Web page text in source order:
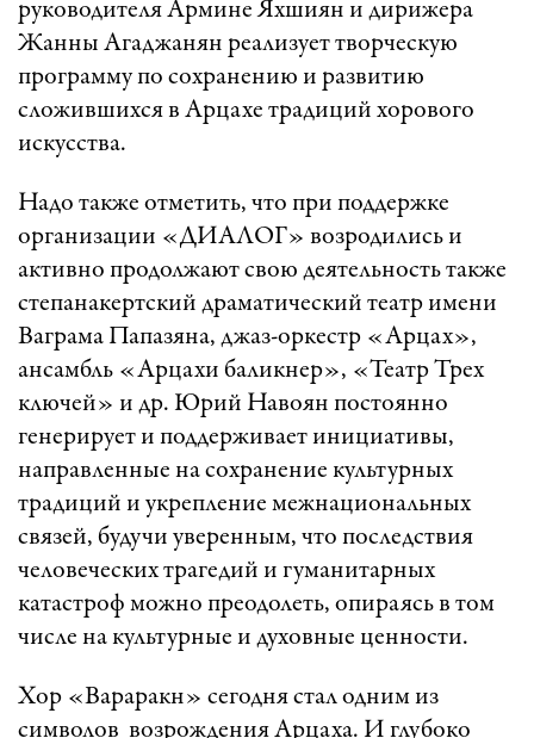
руководителя Армине Яхшиян и дирижера
Жанны Агаджанян реализует творческую
программу по сохранению и развитию
сложившихся в Арцахе традиций хорового
искусства.
Надо также отметить, что при поддержке
организации «ДИАЛОГ» возродились и
активно продолжают свою деятельность также
степанакертский драматический театр имени
Ваграма Папазяна, джаз-оркестр «Арцах»,
ансамбль «Арцахи баликнер», «Театр Трех
ключей» и др. Юрий Навоян постоянно
генерирует и поддерживает инициативы,
направленные на сохранение культурных
традиций и укрепление межнациональных
связей, будучи уверенным, что последствия
человеческих трагедий и гуманитарных
катастроф можно преодолеть, опираясь в том
числе на культурные и духовные ценности.
Хор «Вараракн» сегодня стал одним из
символов возрождения Арцаха. И глубоко